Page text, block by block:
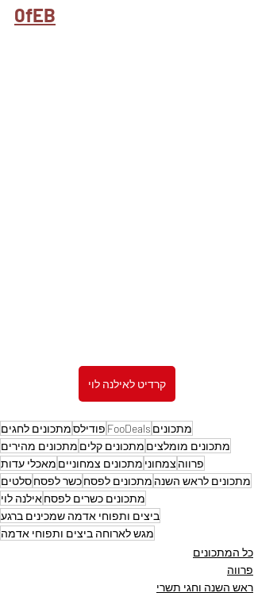
0fEB
קרדיט לאילנה לוי
מתכונים FooDeals פודילסמתכונים לחגים
מתכונים מומלצים מתכונים קלים מתכונים מהירים
פרווה צמחוני מתכונים צמחוניים מאכלי עדות
מתכונים לראש השנה מתכונים לפסחכשר לפסחסלטים
מתכונים כשרים לפסחאילנה לוי
ביצים ותפוחי אדמה שמכינים ברגע
מגש לארוחה ביצים ותפוחי אדמה
כל המתכונים
פרווה
ראש השנה וחגי תשרי